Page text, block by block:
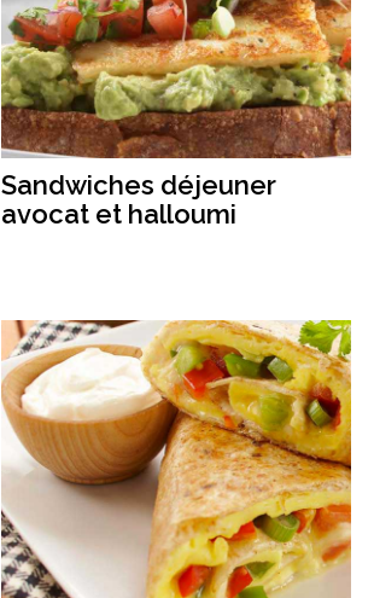
Sandwiches déjeuner
avocat et halloumi